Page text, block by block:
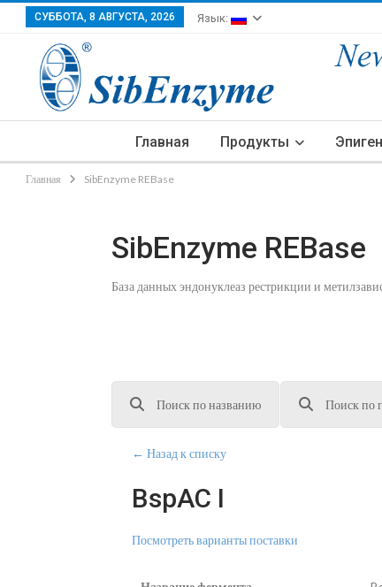
СУББОТА, 8 АВГУСТА, 2026 Язык:
Главная Продукты
Главная SibEnzyme REBase
SibEnzyme REBase
База данных эндонуклеаз рестрикции и
Поиск по названию Поиск по
← Назад к списку
BspAC I
Посмотреть варианты поставки